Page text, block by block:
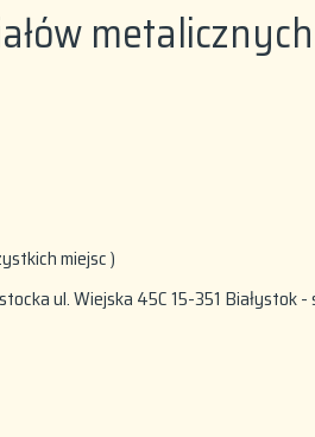
miejsc )
ul. Wiejska 45C 15-351 Białystok -